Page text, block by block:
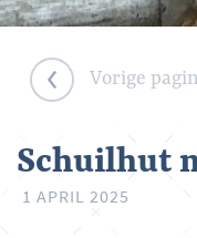
Vorige
Schuilhut
1 APRIL 2025